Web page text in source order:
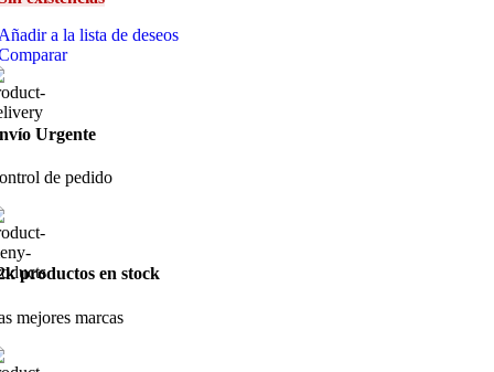
a la lista de deseos
Urgente
de pedido
productos en stock
mejores marcas